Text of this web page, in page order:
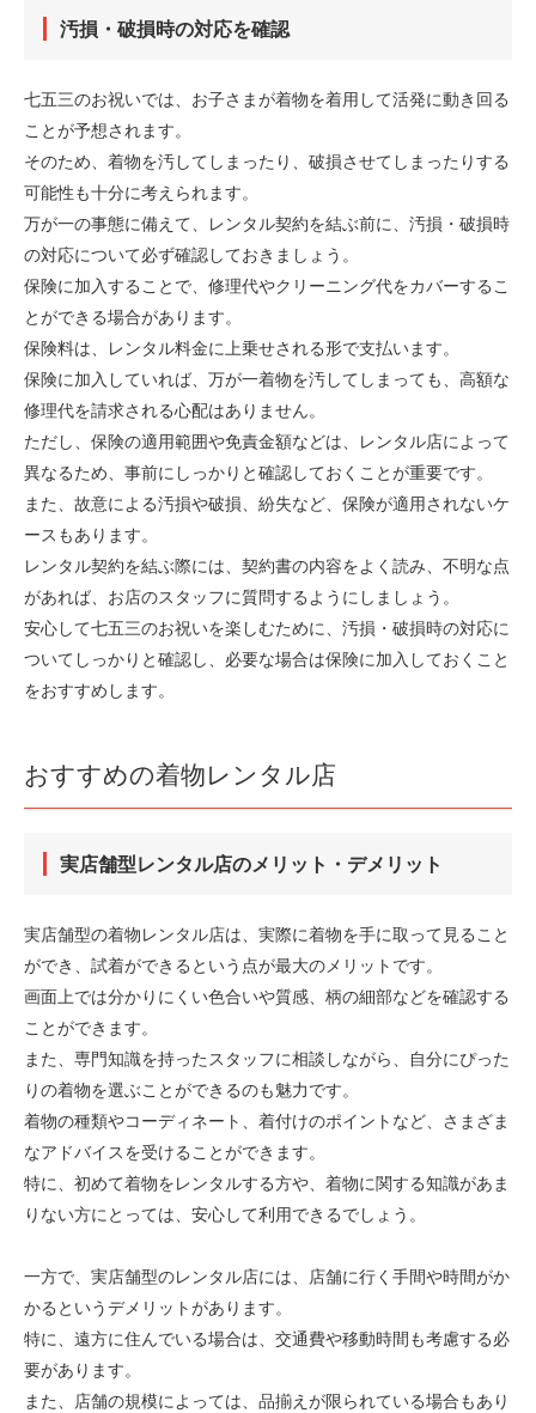
汚損・破損時の対応を確認
七五三のお祝いでは、お子さまが着物を着用して活発に動き回る
ことが予想されます。
そのため、着物を汚してしまったり、破損させてしまったりする
可能性も十分に考えられます。
万が一の事態に備えて、レンタル契約を結ぶ前に、汚損・破損時
の対応について必ず確認しておきましょう。
保険に加入することで、修理代やクリーニング代をカバーするこ
とができる場合があります。
保険料は、レンタル料金に上乗せされる形で支払います。
保険に加入していれば、万が一着物を汚してしまっても、高額な
修理代を請求される心配はありません。
ただし、保険の適用範囲や免責金額などは、レンタル店によって
異なるため、事前にしっかりと確認しておくことが重要です。
また、故意による汚損や破損、紛失など、保険が適用されないケ
ースもあります。
レンタル契約を結ぶ際には、契約書の内容をよく読み、不明な点
があれば、お店のスタッフに質問するようにしましょう。
安心して七五三のお祝いを楽しむために、汚損・破損時の対応に
ついてしっかりと確認し、必要な場合は保険に加入しておくこと
をおすすめします。
おすすめの着物レンタル店
実店舗型レンタル店のメリット・デメリット
実店舗型の着物レンタル店は、実際に着物を手に取って見ること
ができ、試着ができるという点が最大のメリットです。
画面上では分かりにくい色合いや質感、柄の細部などを確認する
ことができます。
また、専門知識を持ったスタッフに相談しながら、自分にぴった
りの着物を選ぶことができるのも魅力です。
着物の種類やコーディネート、着付けのポイントなど、さまざま
なアドバイスを受けることができます。
特に、初めて着物をレンタルする方や、着物に関する知識があま
りない方にとっては、安心して利用できるでしょう。
一方で、実店舗型のレンタル店には、店舗に行く手間や時間がか
かるというデメリットがあります。
特に、遠方に住んでいる場合は、交通費や移動時間も考慮する必
要があります。
また、店舗の規模によっては、品揃えが限られている場合もあり